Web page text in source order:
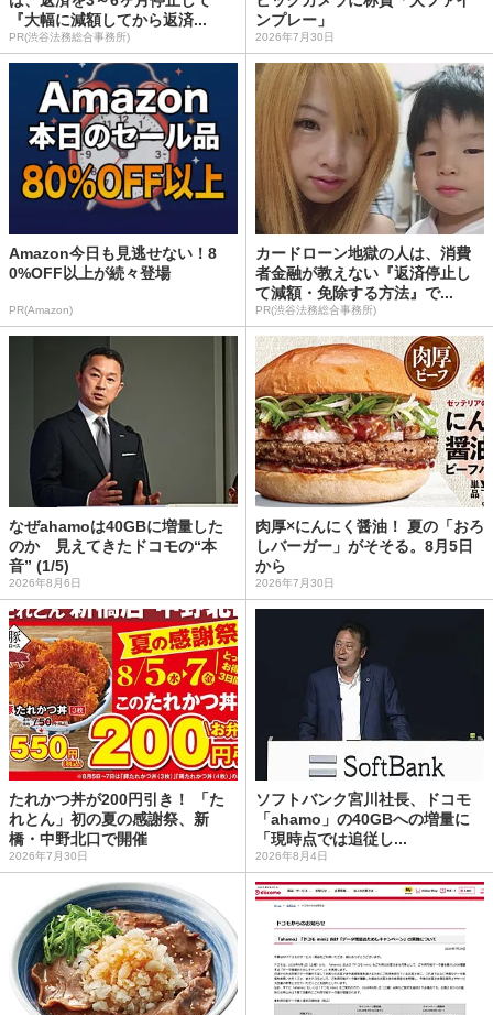
『大幅に減額してから返済...
PR(渋谷法務総合事務所)
ンプレー」
2026年7月30日
Amazon今日も見逃せない！8
0%OFF以上が続々登場
PR(Amazon)
カードローン地獄の人は、消費
者金融が教えない『返済停止し
て減額・免除する方法』で...
PR(渋谷法務総合事務所)
なぜahamoは40GBに増量した
のか 見えてきたドコモの“本
音” (1/5)
2026年8月6日
肉厚×にんにく醤油！ 夏の「おろ
しバーガー」がそそる。8月5日
から
2026年7月30日
たれかつ丼が200円引き！ 「た
れとん」初の夏の感謝祭、新
橋・中野北口で開催
2026年7月30日
ソフトバンク宮川社長、ドコモ
「ahamo」の40GBへの増量に
「現時点では追従し...
2026年8月4日